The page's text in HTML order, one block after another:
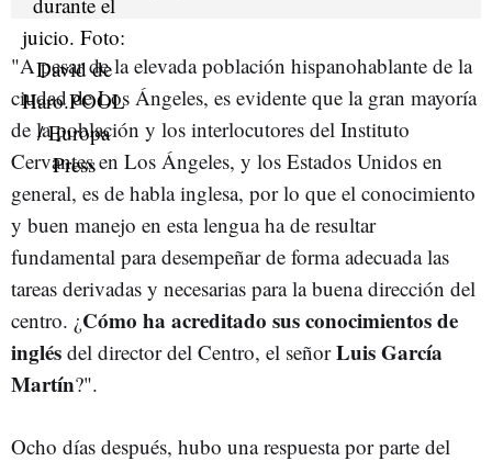
"A pesar de la elevada población hispanohablante de la
ciudad de Los Ángeles, es evidente que la gran mayoría
de la población y los interlocutores del Instituto
Cervantes en Los Ángeles, y los Estados Unidos en
general, es de habla inglesa, por lo que el conocimiento
y buen manejo en esta lengua ha de resultar
fundamental para desempeñar de forma adecuada las
tareas derivadas y necesarias para la buena dirección del
centro. ¿Cómo ha acreditado sus conocimientos de
inglés del director del Centro, el señorLuis García
Martín?".
Ocho días después, hubo una respuesta por parte del